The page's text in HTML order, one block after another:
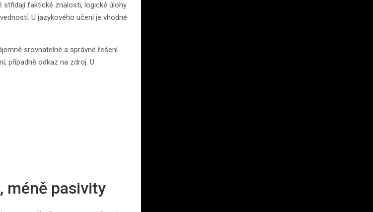
střídají faktické znalosti, logické úlohy
U jazykového učení je vhodné
srovnatelné a správné řešení
případně odkaz na zdroj. U
méně pasivity